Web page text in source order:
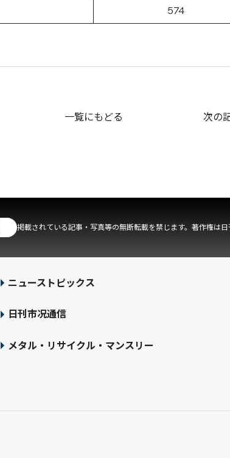
574
一覧にもどる 次の
掲載されている記事・写真等の無断転載を禁じます。著作権は
ニューストピックス
日刊市况通信
メタル・リサイクル・マンスリー